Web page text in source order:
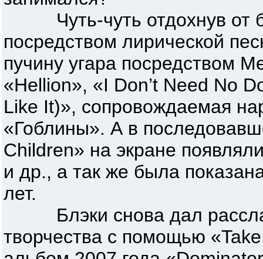
Чуть-чуть отдохнув от
посредством лирической
пучину угара посредством
«Hellion», «I Don’t Need No
Like It)», сопровождаемая
«Гоблины». А в
Children» на экране
и др., а так же была
лет.
Блэки снова дал
творчества с помощью